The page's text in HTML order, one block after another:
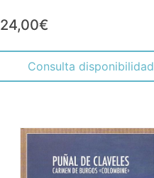
24,00€
Consulta disponibilidad